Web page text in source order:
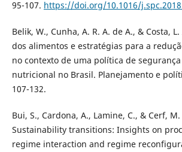
95-107. https://doi.org/10.1016/
Belik, W., Cunha, A. R. A. de A., & Costa,
dos alimentos e estratégias para a
no contexto de uma política de
nutricional no Brasil. Planejamento e
107-132.
Bui, S., Cardona, A., Lamine, C., & Cerf,
Sustainability transitions: Insights on
regime interaction and regime